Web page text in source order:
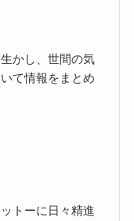
かし、世間の気
て情報をまとめ
トーに日々精進